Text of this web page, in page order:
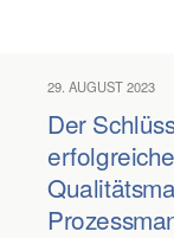
29. AUGUST 2023
Der